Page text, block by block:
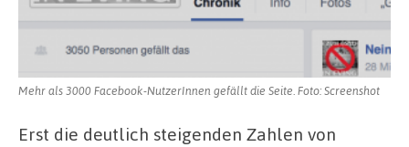
Mehr als 3000 Facebook-NutzerInnen gefällt die Seite. Foto: Screenshot
Erst die deutlich steigenden Zahlen von